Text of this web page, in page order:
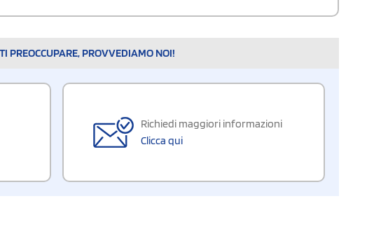
PREOCCUPARE, PROVVEDIAMO NOI!
Richiedi maggiori informazioni
Clicca qui